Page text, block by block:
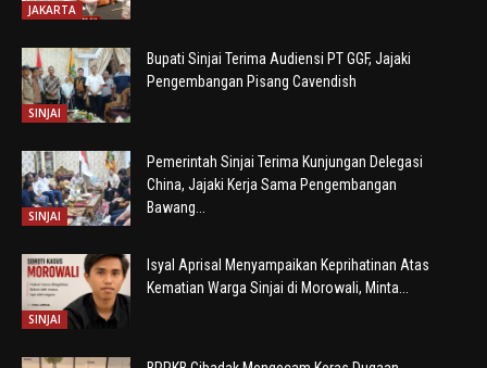
JAKARTA
SINJAI
Bupati Sinjai Terima Audiensi PT GGF, Jajaki
Pengembangan Pisang Cavendish
SINJAI
Pemerintah Sinjai Terima Kunjungan Delegasi
China, Jajaki Kerja Sama Pengembangan
Bawang...
SINJAI
Isyal Aprisal Menyampaikan Keprihatinan Atas
Kematian Warga Sinjai di Morowali, Minta...